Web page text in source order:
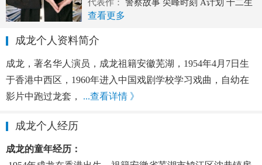
代表作：
警察故事 尖峰时刻 A计划 十二生
肖
查看更多
成龙个人资料简介
成龙，著名华人演员，成龙祖籍安徽芜湖，1954年4月7日生
于香港中西区，1960年进入中国戏剧学校学习戏曲，自幼在
影片中跑过龙套， ...查看详情 》
成龙个人经历
成龙的童年经历：